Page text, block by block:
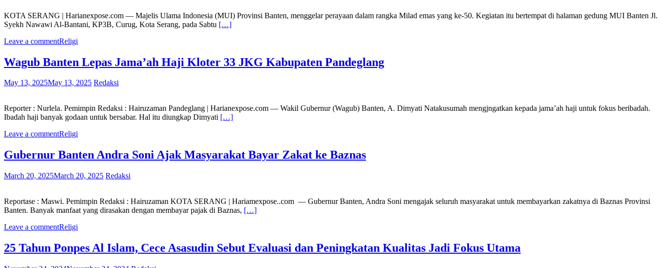
KOTA SERANG | Harianexpose.com — Majelis Ulama Indonesia (MUI) Provinsi Banten, menggelar perayaan dalam rangka Milad emas yang ke-50. Kegiatan itu bertempat di halaman gedung MUI Banten Jl.
Syekh Nawawi Al-Bantani, KP3B, Curug, Kota Serang, pada Sabtu […]
Leave a commentReligi
Wagub Banten Lepas Jama’ah Haji Kloter 33 JKG Kabupaten Pandeglang
May 13, 2025May 13, 2025 Redaksi
Reporter : Nurlela. Pemimpin Redaksi : Hairuzaman Pandeglang | Harianexpose.com — Wakil Gubernur (Wagub) Banten, A. Dimyati Natakusumah mengjngatkan kepada jama’ah haji untuk fokus beribadah.
Ibadah haji banyak godaan untuk bersabar. Hal itu diungkap Dimyati […]
Leave a commentReligi
Gubernur Banten Andra Soni Ajak Masyarakat Bayar Zakat ke Baznas
March 20, 2025March 20, 2025 Redaksi
Reportase : Maswi. Pemimpin Redaksi : Hairuzaman KOTA SERANG | Hariamexpose..com — Gubernur Banten, Andra Soni mengajak seluruh masyarakat untuk membayarkan zakatnya di Baznas Provinsi
Banten. Banyak manfaat yang dirasakan dengan membayar pajak di Baznas, […]
Leave a commentReligi
25 Tahun Ponpes Al Islam, Cece Asasudin Sebut Evaluasi dan Peningkatan Kualitas Jadi Fokus Utama